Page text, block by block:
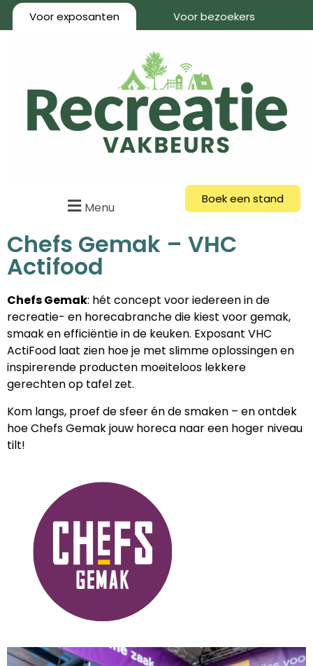
Voor exposanten Voor bezoekers
Menu
Boek een stand
Chefs Gemak – VHC
Actifood
Chefs Gemak: hét concept voor iedereen in de
recreatie- en horecabranche die kiest voor gemak,
smaak en efficiëntie in de keuken. Exposant VHC
ActiFood laat zien hoe je met slimme oplossingen en
inspirerende producten moeiteloos lekkere
gerechten op tafel zet.
Kom langs, proef de sfeer én de smaken – en ontdek
hoe Chefs Gemak jouw horeca naar een hoger niveau
tilt!